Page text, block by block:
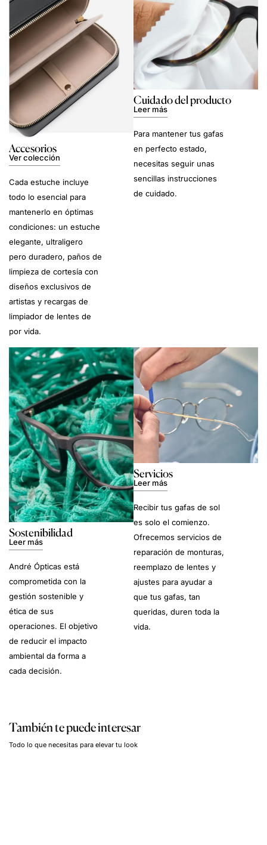
Accesorios
Ver colección
Cada estuche incluye
todo lo esencial para
mantenerlo en óptimas
condiciones: un estuche
elegante, ultraligero
pero duradero, paños de
limpieza de cortesía con
diseños exclusivos de
artistas y recargas de
limpiador de lentes de
por vida.
Cuidado del producto
Leer más
Para mantener tus gafas
en perfecto estado,
necesitas seguir unas
sencillas instrucciones
de cuidado.
Sostenibilidad
Leer más
André Ópticas está
comprometida con la
gestión sostenible y
ética de sus
operaciones. El objetivo
de reducir el impacto
ambiental da forma a
cada decisión.
Servicios
Leer más
Recibir tus gafas de sol
es solo el comienzo.
Ofrecemos servicios de
reparación de monturas,
reemplazo de lentes y
ajustes para ayudar a
que tus gafas, tan
queridas, duren toda la
vida.
También te puede interesar
Todo lo que necesitas para elevar tu look